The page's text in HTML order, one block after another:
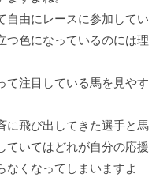
自由にレースに参加してい
つ色になっているのには理
て注目している馬を見やす
に飛び出してきた選手と馬
ていてはどれが自分の応援
なくなってしまいますよ